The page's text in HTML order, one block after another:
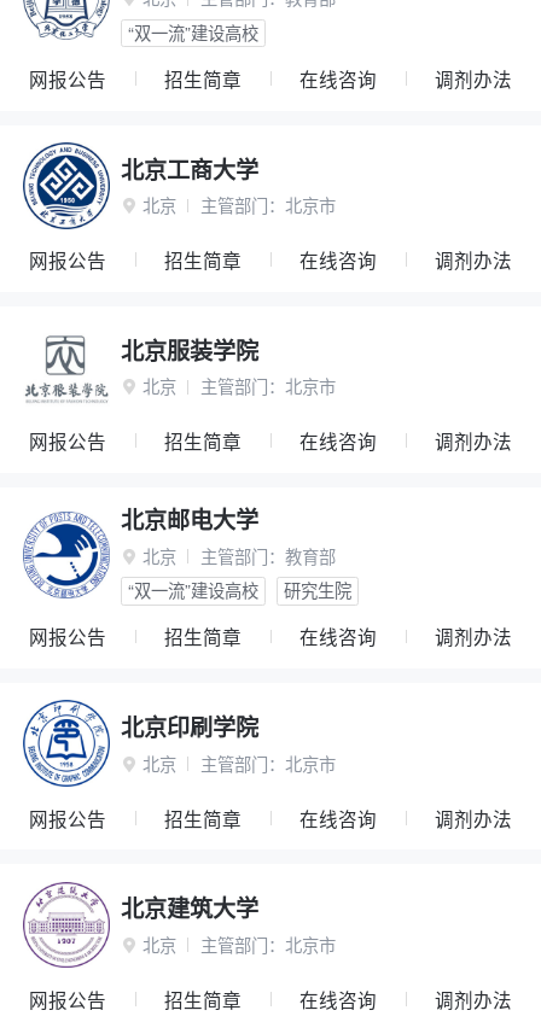
“双一流”建设高校
网报公告 招生简章 在线咨询 调剂办法
北京工商大学
 北京 主管部门： 北京市
网报公告 招生简章 在线咨询 调剂办法
北京服装学院
 北京 主管部门： 北京市
网报公告 招生简章 在线咨询 调剂办法
北京邮电大学
 北京 主管部门： 教育部
“双一流”建设高校
研究生院
网报公告 招生简章 在线咨询 调剂办法
北京印刷学院
 北京 主管部门： 北京市
网报公告 招生简章 在线咨询 调剂办法
北京建筑大学
 北京 主管部门： 北京市
网报公告 招生简章 在线咨询 调剂办法